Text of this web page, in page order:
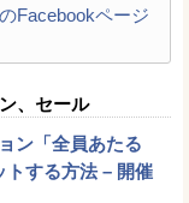
Facebookページ
、セール
ン「全員あたる
トする方法 – 開催